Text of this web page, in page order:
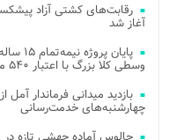
آغاز شد
وسطی کلا بزرگ با اعتبار ۵۴۰ میلیاردی
چهارشنبه‌های خدمت‌رسانی